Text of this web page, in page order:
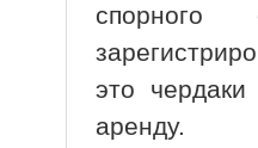
спорного
это
аренду.